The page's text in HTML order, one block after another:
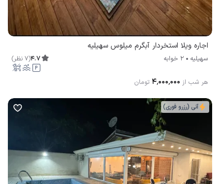
اجاره ویلا استخردار آبگرم میلوس سهیلیه
سهیلیه 2 خوابه 4.7
(
7 نظر)
هر شب از ۴٬۰۰۰٬۰۰۰ تومان
آنی (رزرو فوری)